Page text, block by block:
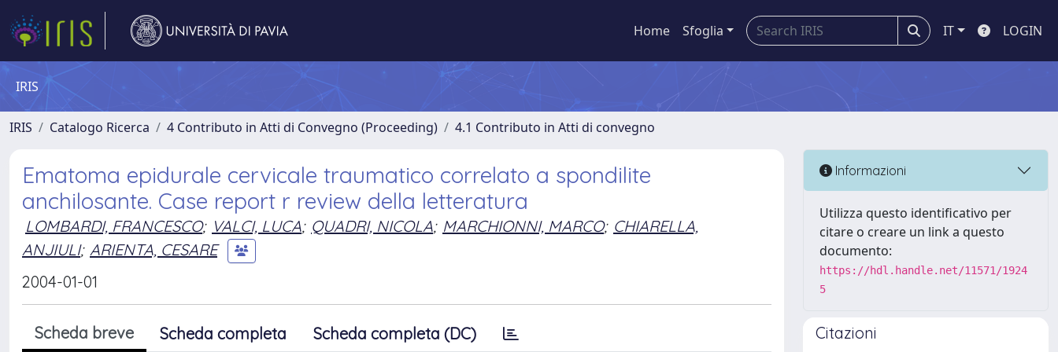
Home Sfoglia IT LOGIN
IRIS
IRIS Catalogo Ricerca 4 Contributo in Atti di Convegno (Proceeding) 4.1 Contributo in Atti di convegno
Ematoma epidurale cervicale traumatico correlato a spondilite
anchilosante. Case report r review della letteratura
LOMBARDI, FRANCESCO; VALCI, LUCA; QUADRI, NICOLA; MARCHIONNI, MARCO; CHIARELLA,
ANJIULI; ARIENTA, CESARE
2004-01-01
Scheda breve Scheda completa Scheda completa (DC)
Informazioni
Utilizza questo identificativo per
citare o creare un link a questo
documento:
https://hdl.handle.net/11571/1924
5
Citazioni